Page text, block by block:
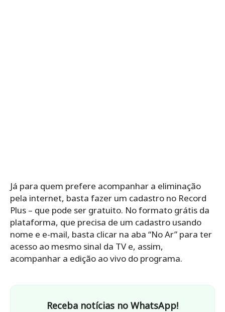
Já para quem prefere acompanhar a eliminação
pela internet, basta fazer um cadastro no Record
Plus – que pode ser gratuito. No formato grátis da
plataforma, que precisa de um cadastro usando
nome e e-mail, basta clicar na aba “No Ar” para ter
acesso ao mesmo sinal da TV e, assim,
acompanhar a edição ao vivo do programa.
Receba notícias no WhatsApp!